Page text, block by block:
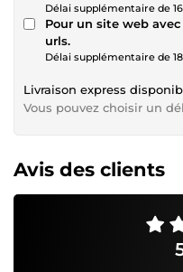
Délai supplémentaire de
Pour un site web
urls.
Délai supplémentaire de
Livraison express
Vous pouvez choisir un
Avis des clients